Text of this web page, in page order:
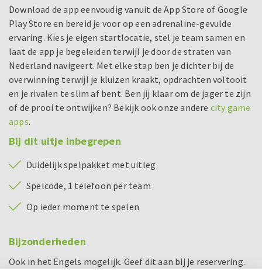
Download de app eenvoudig vanuit de App Store of Google
Play Store en bereid je voor op een adrenaline-gevulde
ervaring. Kies je eigen startlocatie, stel je team samen en
laat de app je begeleiden terwijl je door de straten van
Nederland navigeert. Met elke stap ben je dichter bij de
overwinning terwijl je kluizen kraakt, opdrachten voltooit
en je rivalen te slim af bent. Ben jij klaar om de jager te zijn
of de prooi te ontwijken? Bekijk ook onze andere city game
apps.
Bij dit uitje inbegrepen
Duidelijk spelpakket met uitleg
Spelcode, 1 telefoon per team
Op ieder moment te spelen
Bijzonderheden
Ook in het Engels mogelijk. Geef dit aan bij je reservering.